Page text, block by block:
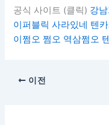
공식 사이트 (클릭) 강
이퍼블릭 사라있네 텐
이쩜오 쩜오 역삼쩜오
이전